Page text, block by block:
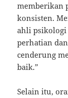
memberikan
konsisten.
ahli psikologi
perhatian
cenderung
baik.”
Selain itu,